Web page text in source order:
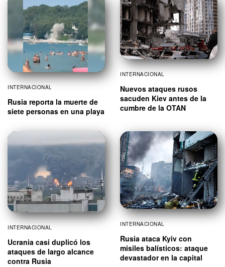
INTERNACIONAL
Rusia reporta la muerte de
siete personas en una playa
INTERNACIONAL
Nuevos ataques rusos
sacuden Kiev antes de la
cumbre de la OTAN
INTERNACIONAL
Ucrania casi duplicó los
ataques de largo alcance
contra Rusia
INTERNACIONAL
Rusia ataca Kyiv con
misiles balísticos: ataque
devastador en la capital